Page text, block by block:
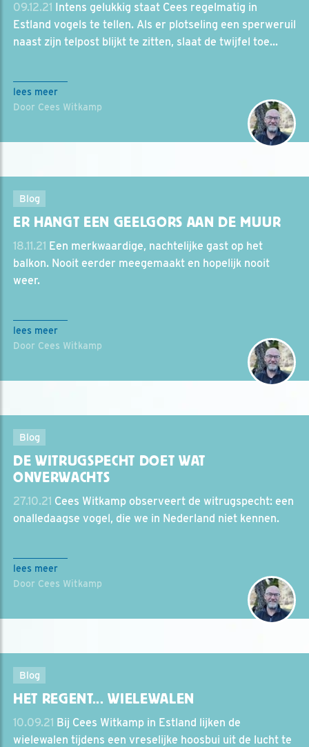
09.12.21 Intens gelukkig staat Cees regelmatig in
Estland vogels te tellen. Als er plotseling een sperweruil
naast zijn telpost blijkt te zitten, slaat de twijfel toe...
lees meer
Door Cees Witkamp
Blog
ER HANGT EEN GEELGORS AAN DE MUUR
18.11.21 Een merkwaardige, nachtelijke gast op het
balkon. Nooit eerder meegemaakt en hopelijk nooit
weer.
lees meer
Door Cees Witkamp
Blog
DE WITRUGSPECHT DOET WAT
ONVERWACHTS
27.10.21 Cees Witkamp observeert de witrugspecht: een
onalledaagse vogel, die we in Nederland niet kennen.
lees meer
Door Cees Witkamp
Blog
HET REGENT... WIELEWALEN
10.09.21 Bij Cees Witkamp in Estland lijken de
wielewalen tijdens een vreselijke hoosbui uit de lucht te